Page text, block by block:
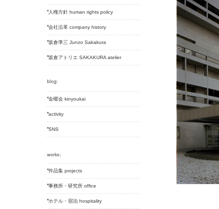
人権方針 human rights policy
会社沿革 company history
坂倉準三 Junzo Sakakura
坂倉アトリエ SAKAKURA atelier
金曜会 kinyoukai
activity
SNS
作品集 projects
事務所・研究所 office
ホテル・宿泊 hospitality